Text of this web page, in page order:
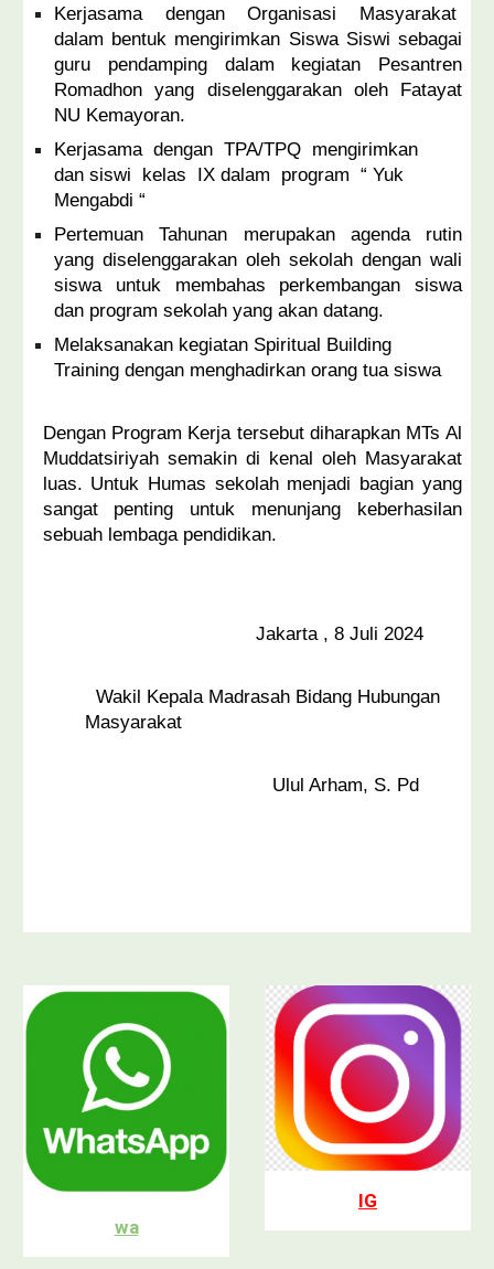
Kerjasama dengan Organisasi Masyarakat
dalam bentuk mengirimkan Siswa Siswi sebagai
guru pendamping dalam kegiatan Pesantren
Romadhon yang diselenggarakan oleh Fatayat
NU Kemayoran.
Kerjasama dengan TPA/TPQ mengirimkan
dan siswi kelas IX dalam program “ Yuk
Mengabdi “
Pertemuan Tahunan merupakan agenda rutin
yang diselenggarakan oleh sekolah dengan wali
siswa untuk membahas perkembangan siswa
dan program sekolah yang akan datang.
Melaksanakan kegiatan Spiritual Building
Training dengan menghadirkan orang tua siswa
Dengan Program Kerja tersebut diharapkan MTs Al
Muddatsiriyah semakin di kenal oleh Masyarakat
luas. Untuk Humas sekolah menjadi bagian yang
sangat penting untuk menunjang keberhasilan
sebuah lembaga pendidikan.
Jakarta , 8 Juli 2024
Wakil Kepala Madrasah Bidang Hubungan
Masyarakat
Ulul Arham, S. Pd
wa
IG